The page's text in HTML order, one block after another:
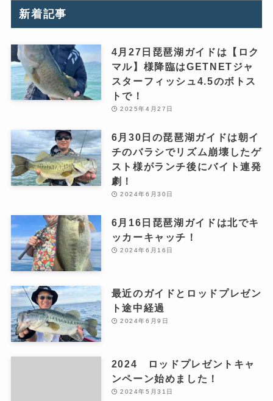
新着記事
4月27日琵琶湖ガイドは【ロク
マル】様降臨はGETNETジャ
スターフィッシュ4.5のボトス
トで！
2025年4月27日
6月30日の琵琶湖ガイドは朝イ
チのバラシでリズム崩壊したゲ
スト様がランチ後にバイト連発
劇！
2024年6月30日
6月16日琵琶湖ガイドは北でキ
ッカーキャッチ！
2024年6月16日
最近のガイドとロッドプレゼン
ト途中経過
2024年6月9日
2024 ロッドプレゼントキャ
ンペーン始めました！
2024年5月31日